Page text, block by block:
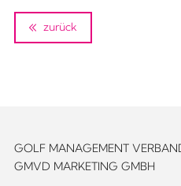
zurück
GOLF MANAGEMENT
GMVD MARKETING GMBH